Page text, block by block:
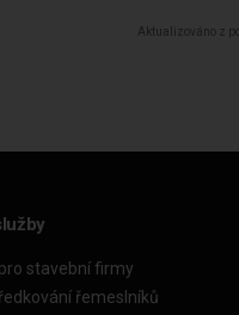
Aktualizováno z
stavební firmy
řemeslníků